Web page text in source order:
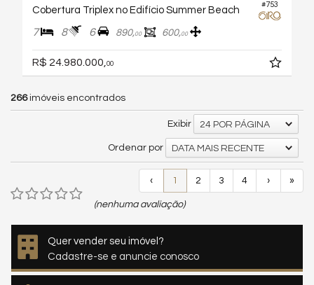
#753
Cobertura Triplex no Edifício Summer Beach
7 8 6 890,00 600,00
R$ 24.980.000, 00
266imóveis encontrados
Exibir 24 POR PÁGINA
Ordenar por DATA MAIS RECENTE
‹ 1 2 3 4 › »
(nenhuma avaliação)
Quer vender seu imóvel?
Cadastre-se e anuncie conosco